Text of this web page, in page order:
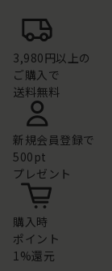
3,980円以上の
ご購入で
送料無料
新規会員登録で
500pt
プレゼント
購入時
ポイント
1%還元